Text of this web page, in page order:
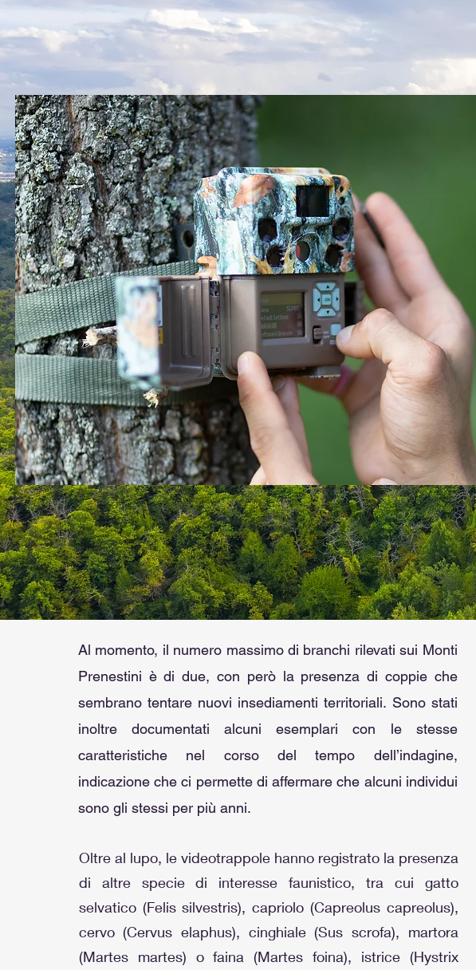
Oltre al lupo, le videotrappole hanno registrato la presenza
di altre specie di interesse faunistico, tra cui gatto
selvatico (Felis silvestris), capriolo (Capreolus capreolus),
cervo (Cervus elaphus), cinghiale (Sus scrofa), martora
(Martes martes) o faina (Martes foina), istrice (Hystrix
Al momento, il numero massimo di branchi rilevati sui Monti
Prenestini è di due, con però la presenza di coppie che
sembrano tentare nuovi insediamenti territoriali. Sono stati
inoltre documentati alcuni esemplari con le stesse
caratteristiche nel corso del tempo dell’indagine,
indicazione che ci permette di affermare che alcuni individui
sono gli stessi per più anni.